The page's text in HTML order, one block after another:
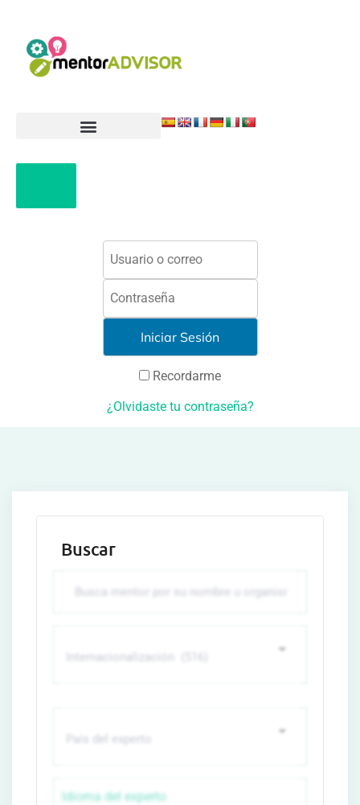
Recordarme
¿Olvidaste tu contraseña?
Buscar
Idioma del experto